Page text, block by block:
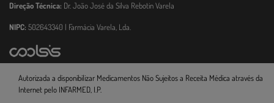
Direção Técnica: Dr. João José da Silva Rebotin Varela
NIPC: 502643340 | Farmácia Varela, Lda.
Autorizada a disponibilizar Medicamentos Não Sujeitos a Receita Médica através da
Internet pelo INFARMED, I.P.